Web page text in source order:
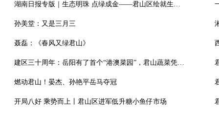
湖南日报专版｜生态明珠 点绿成金——君山区绘就生态优先高质量发展新图景
孙美堂：又是三月三
聂磊：《春风又绿君山》
建区三十周年：岳阳有了首个“港澳菜园”，君山蔬菜凭实力“出圈”
燃动君山！晏杰、孙艳平岳马夺冠
开局八好 乘势而上丨君山区进军低升糖小鱼仔市场